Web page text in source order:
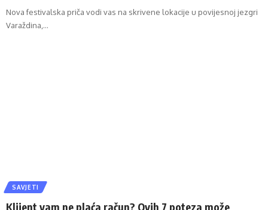
Nova festivalska priča vodi vas na skrivene lokacije u povijesnoj jezgri
Varaždina,…
SAVJETI
Klijent vam ne plaća račun? Ovih 7 poteza može